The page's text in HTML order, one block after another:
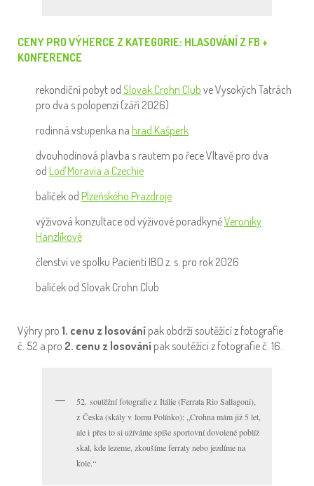
CENY PRO VÝHERCE Z KATEGORIE: HLASOVÁNÍ Z FB +
KONFERENCE
rekondiční pobyt od Slovak Crohn Club ve Vysokých Tatrách
pro dva s polopenzí (září 2026)
rodinná vstupenka na hrad Kašperk
dvouhodinová plavba s rautem po řece Vltavě pro dva
od Loď Moravia a Czechie
balíček od Plzeňského Prazdroje
výživová konzultace od výživové poradkyněVeroniky
Hanzlíkové
členství ve spolku Pacienti IBD z. s. pro rok 2026
balíček od Slovak Crohn Club
Výhry pro 1. cenu z losování pak obdrží soutěžící z fotografie
č. 52 a pro 2. cenu z losování pak soutěžící z fotografie č. 16.
52. soutěžní fotografie z Itálie (Ferrata Rio Sallagoni),
z Česka (skály v lomu Polínko): „Crohna mám již 5 let,
ale i přes to si užíváme spíše sportovní dovolené poblíž
skal, kde lezeme, zkoušíme ferraty nebo jezdíme na
kole.“